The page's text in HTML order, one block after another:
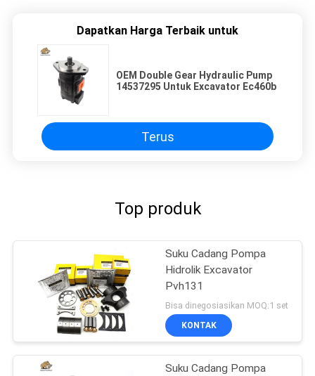
Dapatkan Harga Terbaik untuk
OEM Double Gear Hydraulic Pump
14537295 Untuk Excavator Ec460b
Terus
Top produk
Suku Cadang Pompa
Hidrolik Excavator
Pvh131
Bisa dinegosiasikan MOQ:1 set
KONTAK
Suku Cadang Pompa